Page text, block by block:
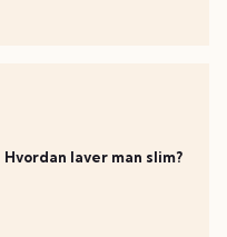
Hvordan laver man slim?